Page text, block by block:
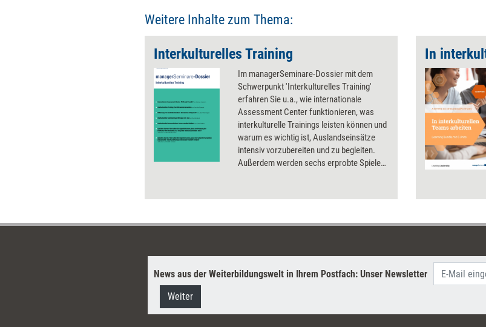
Weitere Inhalte zum Thema:
Interkulturelles Training
Im managerSeminare-Dossier mit dem
Schwerpunkt 'Interkulturelles Training'
erfahren Sie u.a., wie internationale
Assessment Center funktionieren, was
interkulturelle Trainings leisten können und
warum es wichtig ist, Auslandseinsätze
intensiv vorzubereiten und zu begleiten.
Außerdem werden sechs erprobte Spiele
In
News aus der Weiterbildungswelt in Ihrem Postfach: Unser Newsletter
Weiter